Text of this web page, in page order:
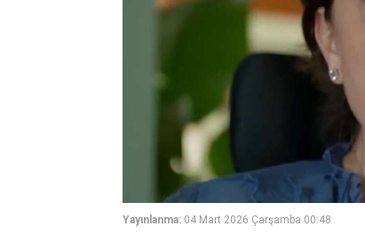
Yayınlanma: 04 Mart 2026 Çarşamba 00:48